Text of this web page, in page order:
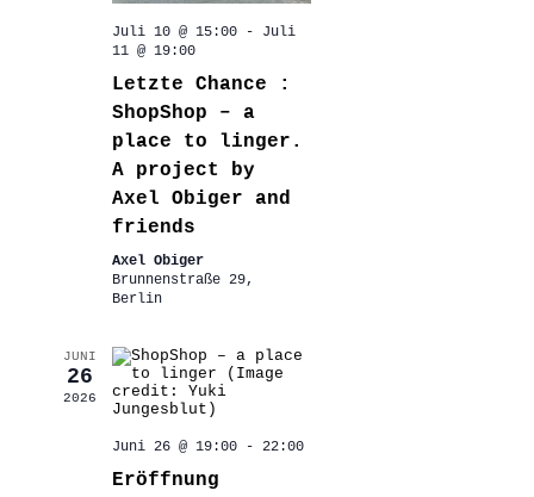
Juli 10 @ 15:00-
Juli
11 @ 19:00
Letzte Chance :
ShopShop – a
place to linger.
A project by
Axel Obiger and
friends
Axel Obiger
Brunnenstraße 29,
Berlin
JUNI
26
2026
Juni 26 @ 19:00- 22:00
Eröffnung